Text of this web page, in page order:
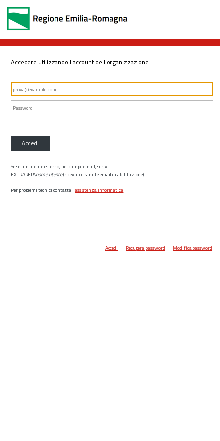
Accedere utilizzando l'account dell'organizzazione
Accedi
Se sei un utente esterno, nel campo email, scrivi
EXTRARER\nome utente(ricevuto tramite email di abilitazione)
Per problemi tecnici contatta l’assistenza informatica.
Accedi Recupera password Modifica password